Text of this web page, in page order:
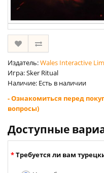
Издатель:Wales Interactive
Игра: Sker Ritual
Наличие: Есть в наличии
- Ознакомиться перед
вопросы)
Доступные
Требуется ли вам